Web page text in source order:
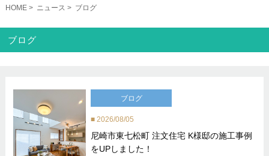
HOME ニュース ブログ
ブログ
ブログ
2026/08/05
尼崎市東七松町 注文住宅 K様邸の施工事例
をUPしました！